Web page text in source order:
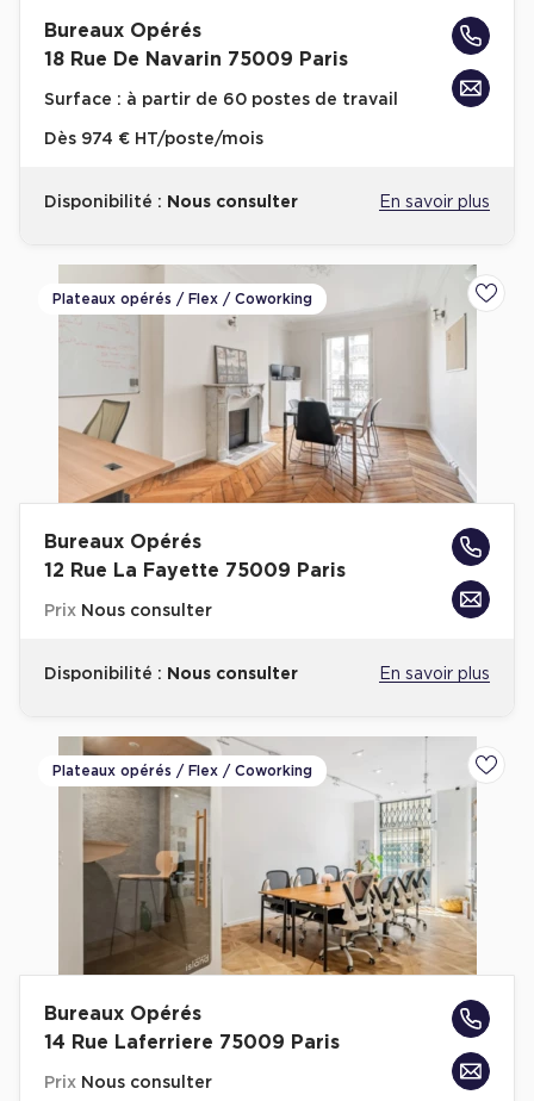
Entrepôts et Locaux d'activités - Programmes neufs
Location de plateformes Logistique à Aulnay-sous-Bois
Location de plateformes Logistique à Marseille
Location de plateformes Logistique à Le Havre
Achat de plateformes Logistique
Achat de plateformes Logistique en Bretagne
Achat de plateformes Logistique à Lyon
Achat de plateformes Logistique à Marseille
Achat de plateformes Logistique à Dijon
Collections de Logistique
Entrepôts Messagerie
Entrepôts XXL
Location de Commerces
Location de Commerces à Paris
Location de Commerces à Bordeaux
Location de Commerces à Toulouse
Location de Commerces à Reims
Achat de Commerces
Bureaux Opérés
18 Rue De Navarin 75009 Paris
Surface : à partir de 60 postes de travail
Dès 974 € HT/poste/mois
Disponibilité : Nous consulter En savoir plus
Plateaux opérés / Flex / Coworking
Bureaux Opérés
12 Rue La Fayette 75009 Paris
Prix Nous consulter
Disponibilité : Nous consulter En savoir plus
Plateaux opérés / Flex / Coworking
Bureaux Opérés
14 Rue Laferriere 75009 Paris
Prix Nous consulter